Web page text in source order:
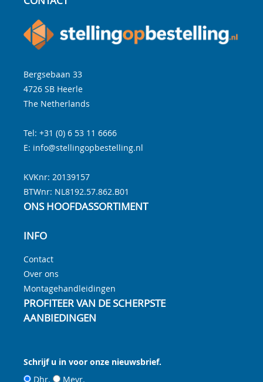
Bergsebaan 33
4726 SB Heerle
The Netherlands
Tel: +31 (0) 6 53 11 6666
E: info@stellingopbestelling.nl
KVKnr: 20139157
BTWnr: NL8192.57.862.B01
ONS HOOFDASSORTIMENT
INFO
Contact
Over ons
Montagehandleidingen
PROFITEER VAN DE SCHERPSTE
AANBIEDINGEN
Schrijf u in voor onze nieuwsbrief.
Dhr.
Mevr.